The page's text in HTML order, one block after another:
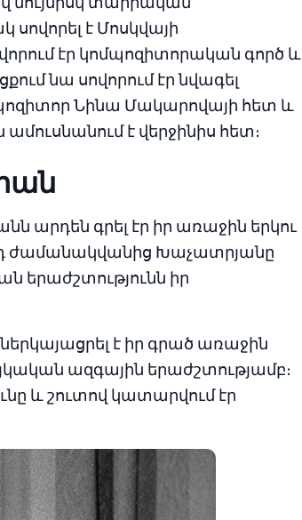
է Մոսկվայի
էր կոմպոզիտորական գործ և
նա սովորում էր նվագել
Նինա Մակարովայի հետ և
է վերջինիս հետ։
արդեն գրել էր իր առաջին երկու
ժամանակվանից Խաչատրյանը
երաժշտությունն իր
է իր գրած առաջին
ազգային երաժշտությամբ։
և շուտով կատարվում էր